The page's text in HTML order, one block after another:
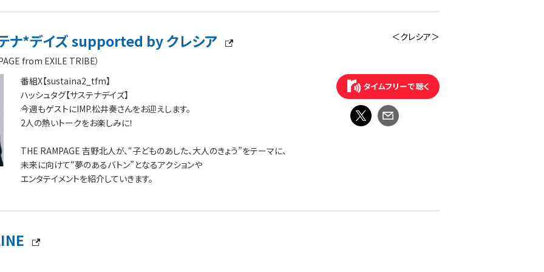
ナ*デイズ supported by クレシア
＜クレシア＞
from EXILE TRIBE）
番組X【sustaina2_tfm】
ハッシュタグ【サステナデイズ】
今週もゲストにIMP.松井奏さんをお迎えします。
2人の熱いトークをお楽しみに！
THE RAMPAGE 吉野北人が、“子どものあした、大人のきょう”をテーマに、
未来に向けて“夢のあるバトン”となるアクションや
エンタテイメントを紹介していきます。